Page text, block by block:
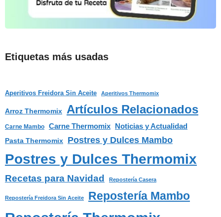
Etiquetas más usadas
Aperitivos Freidora Sin Aceite Aperitivos Thermomix
Arroz Thermomix Artículos Relacionados
Carne Mambo Carne Thermomix Noticias y Actualidad
Pasta Thermomix Postres y Dulces Mambo
Postres y Dulces Thermomix
Recetas para Navidad Repostería Casera
Repostería Freidora Sin Aceite Repostería Mambo